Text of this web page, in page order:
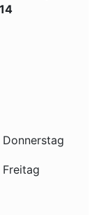
Donnerstag
Freitag